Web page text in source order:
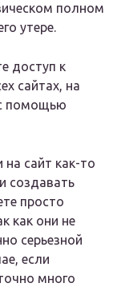
полном
утере.
доступ к
сайтах, на
помощью
сайт как-то
создавать
просто
как они не
серьезной
если
много